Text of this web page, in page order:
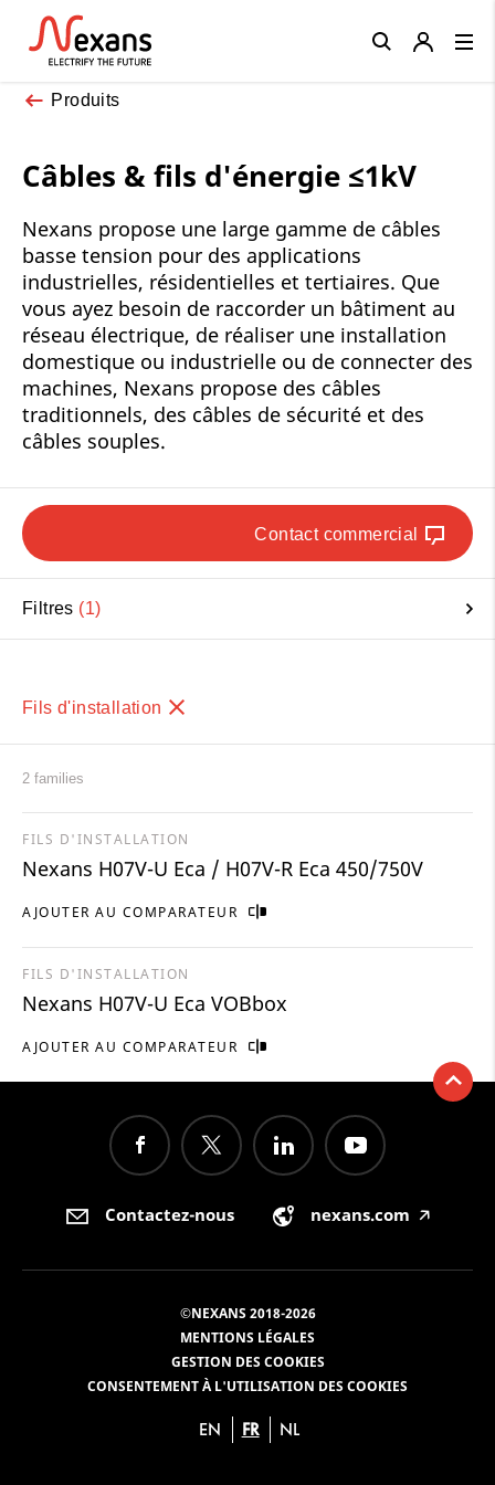
Produits
Câbles & fils d'énergie ≤1kV
Nexans propose une large gamme de câbles
basse tension pour des applications
industrielles, résidentielles et tertiaires. Que
vous ayez besoin de raccorder un bâtiment au
réseau électrique, de réaliser une installation
domestique ou industrielle ou de connecter des
machines, Nexans propose des câbles
traditionnels, des câbles de sécurité et des
câbles souples.
Contact commercial
Filtres 1
Fils d'installation
2 families
AJOUTER AU COMPARATEUR
FILS D'INSTALLATION
Nexans H07V-U Eca / H07V-R Eca 450/750V
AJOUTER AU COMPARATEUR
FILS D'INSTALLATION
Nexans H07V-U Eca VOBbox
Close
Contactez-nous nexans.com 🡥
©NEXANS 2018-2026
MENTIONS LÉGALES
GESTION DES COOKIES
CONSENTEMENT À L'UTILISATION DES COOKIES
EN FR NL